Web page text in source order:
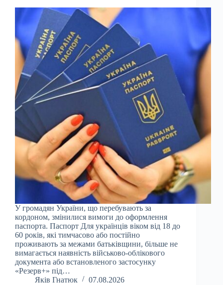
У громадян України, що перебувають за
кордоном, змінилися вимоги до оформлення
паспорта. Паспорт Для українців віком від 18 до
60 років, які тимчасово або постійно
проживають за межами батьківщини, більше не
вимагається наявність військово-облікового
документа або встановленого застосунку
«Резерв+» під…
Яків Гнатюк
07.08.2026